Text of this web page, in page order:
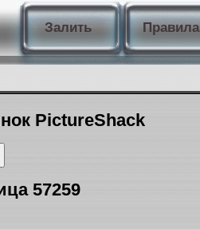
Залить Правила
PictureShack
57259